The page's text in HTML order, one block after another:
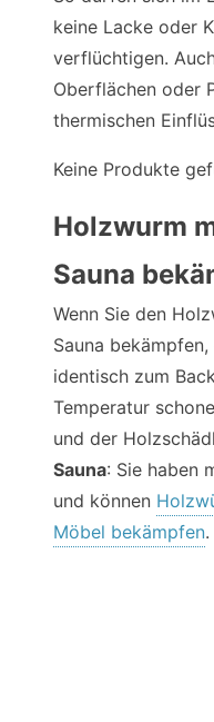
keine Lacke oder
verflüchtigen.
Oberflächen oder
thermischen
Keine Produkte
Holzwurm
Sauna
Wenn Sie den
Sauna
identisch zum
Temperatur
und der
Sauna: Sie haben
und können
Möbel bekämpfen.